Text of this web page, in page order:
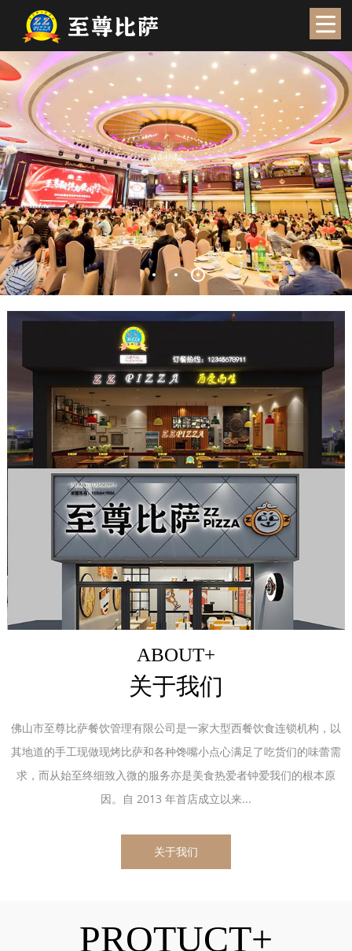
ABOUT+
关于我们
佛山市至尊比萨餐饮管理有限公司是一家大型西餐饮食连锁机构，以
其地道的手工现做现烤比萨和各种馋嘴小点心满足了吃货们的味蕾需
求，而从始至终细致入微的服务亦是美食热爱者钟爱我们的根本原
因。自 2013 年首店成立以来...
关于我们
PROTUCT+